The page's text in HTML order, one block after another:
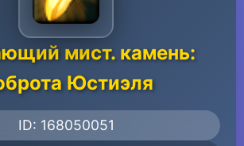
мист. камень:
Юстиэля
ID: 168050051